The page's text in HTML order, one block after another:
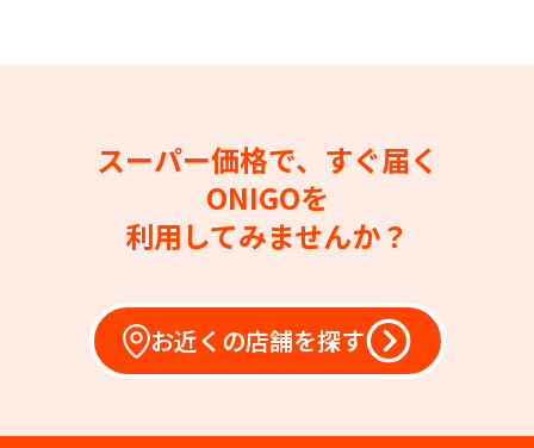
スーパー価格で、すぐ届く
ONIGOを
利用してみませんか？
お近くの店舗を探す